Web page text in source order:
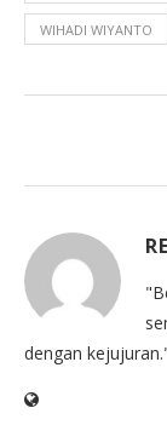
WIHADI WIYANTO
dengan